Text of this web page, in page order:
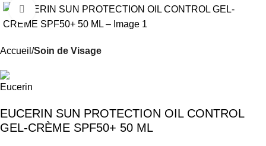
Click to enlarge
Accueil Soin de Visage
EUCERIN SUN PROTECTION OIL CONTROL
GEL-CRÈME SPF50+ 50 ML